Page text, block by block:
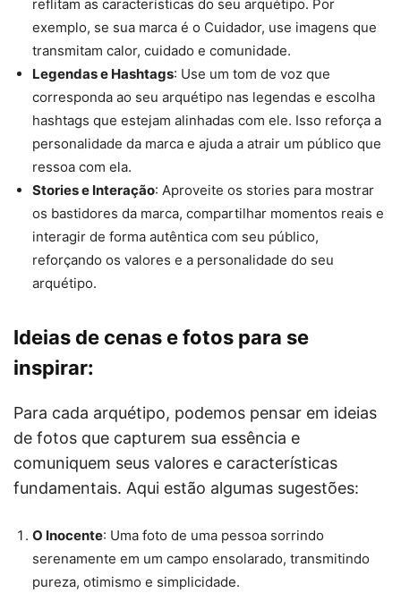
reflitam as características do seu arquétipo. Por
exemplo, se sua marca é o Cuidador, use imagens que
transmitam calor, cuidado e comunidade.
Legendas e Hashtags: Use um tom de voz que
corresponda ao seu arquétipo nas legendas e escolha
hashtags que estejam alinhadas com ele. Isso reforça a
personalidade da marca e ajuda a atrair um público que
ressoa com ela.
Stories e Interação: Aproveite os stories para mostrar
os bastidores da marca, compartilhar momentos reais e
interagir de forma autêntica com seu público,
reforçando os valores e a personalidade do seu
arquétipo.
Ideias de cenas e fotos para se
inspirar:
Para cada arquétipo, podemos pensar em ideias
de fotos que capturem sua essência e
comuniquem seus valores e características
fundamentais. Aqui estão algumas sugestões:
O Inocente: Uma foto de uma pessoa sorrindo
serenamente em um campo ensolarado, transmitindo
pureza, otimismo e simplicidade.